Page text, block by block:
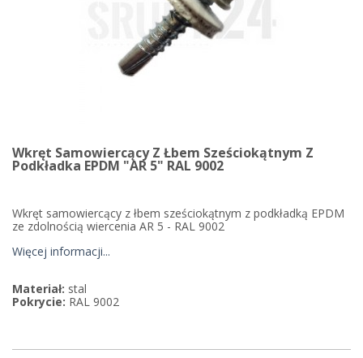
Wkręt Samowiercący Z Łbem Sześciokątnym Z
Podkładka EPDM "AR 5" RAL 9002
Wkręt samowiercący z łbem sześciokątnym z podkładką EPDM
ze zdolnością wiercenia AR 5 - RAL 9002
Więcej informacji...
Materiał: stal
Pokrycie: RAL 9002